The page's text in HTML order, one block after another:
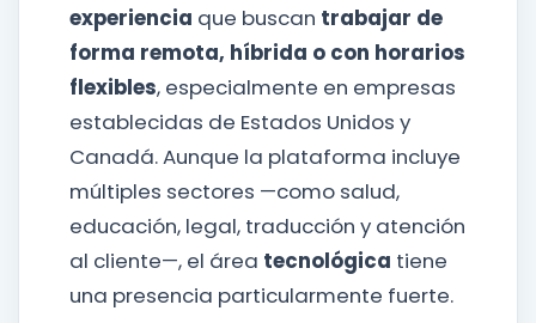
experiencia que buscan trabajar de
forma remota, híbrida o con horarios
flexibles, especialmente en empresas
establecidas de Estados Unidos y
Canadá. Aunque la plataforma incluye
múltiples sectores —como salud,
educación, legal, traducción y atención
al cliente—, el área tecnológica tiene
una presencia particularmente fuerte.